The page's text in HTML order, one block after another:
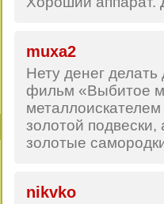
muxa2
Нету денег
фильм «Выбитое
золотой
золотые
nikvko